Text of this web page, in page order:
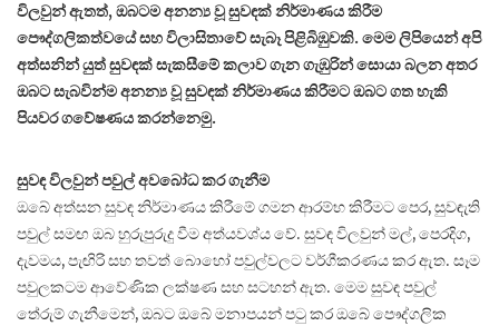
විලවුන් ඇතත්, ඔබටම අනන්‍ය වූ සුවඳක් නිර්මාණය කිරීම
පෞද්ගලිකත්වයේ සහ විලාසිතාවේ සැබෑ පිළිබිඹුවකි. මෙම ලිපියෙන් අපි
අත්සනින් යුත් සුවඳක් සැකසීමේ කලාව ගැන ගැඹුරින් සොයා බලන අතර
ඔබට සැබවින්ම අනන්‍ය වූ සුවඳක් නිර්මාණය කිරීමට ඔබට ගත හැකි
පියවර ගවේෂණය කරන්නෙමු.
සුවඳ විලවුන් පවුල් අවබෝධ කර ගැනීම
ඔබේ අත්සන සුවඳ නිර්මාණය කිරීමේ ගමන ආරම්භ කිරීමට පෙර, සුවඳැති
පවුල් සමඟ ඔබ හුරුපුරුදු වීම අත්යවශ්ය වේ. සුවඳ විලවුන් මල්, පෙරදිග,
දැවමය, පැඟිරි සහ තවත් බොහෝ පවුල්වලට වර්ගීකරණය කර ඇත. සෑම
පවුලකටම ආවේණික ලක්ෂණ සහ සටහන් ඇත. මෙම සුවඳ පවුල්
තේරුම් ගැනීමෙන්, ඔබට ඔබේ මනාපයන් පටු කර ඔබේ පෞද්ගලික